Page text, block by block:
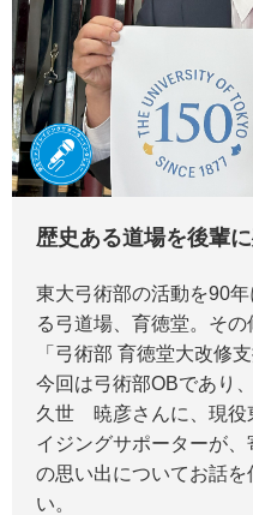
歴史ある道場を後輩
東大弓術部の活動を90
る弓道場、育徳堂。その
「弓術部 育徳堂大改修
今回は弓術部OBであり
久世 暁彦さんに、現役
イジングサポーターが
の思い出についてお話
い。